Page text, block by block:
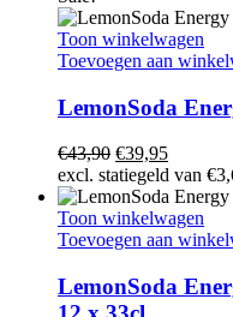
Toon winkelwagen
Toevoegen aan
LemonSoda
€43,90 Oorspronkelijke
prijs
was:
€43,90.
€39,95Huidige
prijs
is:
€39,95.
excl. statiegeld van €
Toon winkelwagen
Toevoegen aan
LemonSoda